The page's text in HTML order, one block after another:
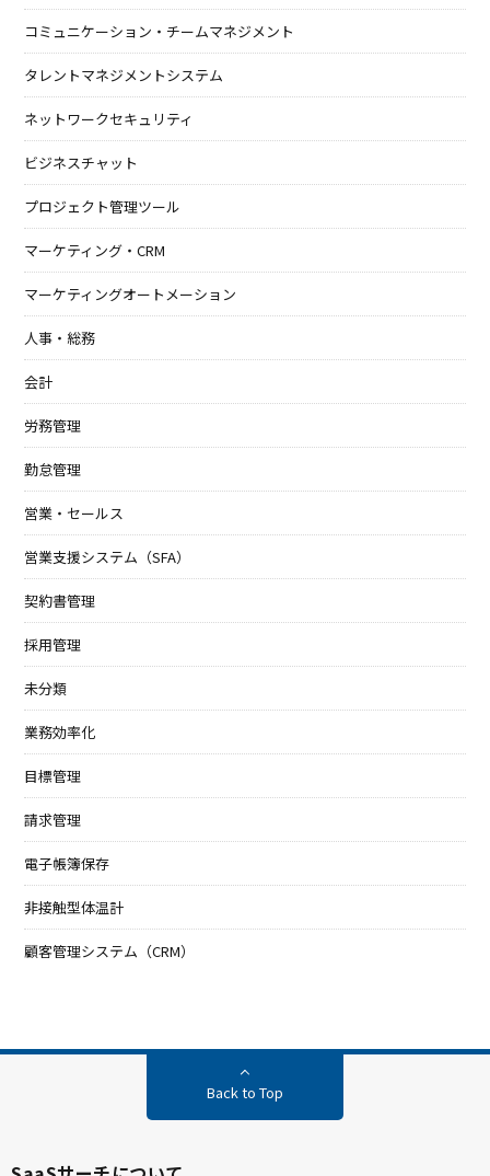
コミュニケーション・チームマネジメント
タレントマネジメントシステム
ネットワークセキュリティ
ビジネスチャット
プロジェクト管理ツール
マーケティング・CRM
マーケティングオートメーション
人事・総務
会計
労務管理
勤怠管理
営業・セールス
営業支援システム（SFA）
契約書管理
採用管理
未分類
業務効率化
目標管理
請求管理
電子帳簿保存
非接触型体温計
顧客管理システム（CRM）
Back to Top